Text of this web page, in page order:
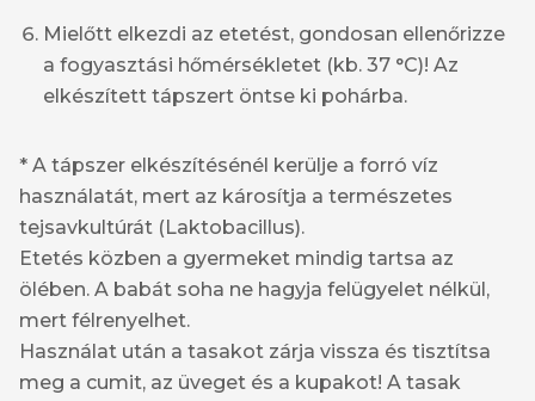
Mielőtt elkezdi az etetést, gondosan ellenőrizze
a fogyasztási hőmérsékletet (kb. 37 °C)! Az
elkészített tápszert öntse ki pohárba.
* A tápszer elkészítésénél kerülje a forró víz
használatát, mert az károsítja a természetes
tejsavkultúrát (Laktobacillus).
Etetés közben a gyermeket mindig tartsa az
ölében. A babát soha ne hagyja felügyelet nélkül,
mert félrenyelhet.
Használat után a tasakot zárja vissza és tisztítsa
meg a cumit, az üveget és a kupakot! A tasak